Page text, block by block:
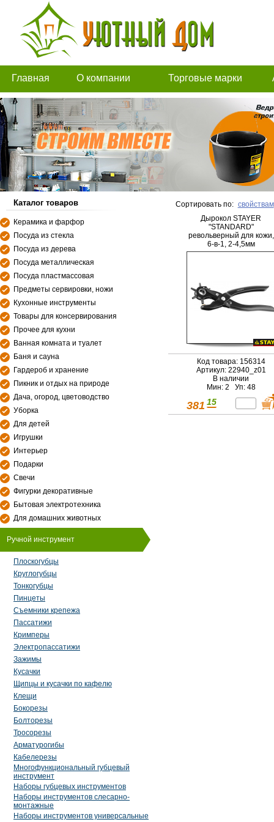
Главная О компании Торговые марки
Каталог товаров
Керамика и фарфор
Посуда из стекла
Посуда из дерева
Посуда металлическая
Посуда пластмассовая
Предметы сервировки, ножи
Кухонные инструменты
Товары для консервирования
Прочее для кухни
Ванная комната и туалет
Баня и сауна
Гардероб и хранение
Пикник и отдых на природе
Дача, огород, цветоводство
Уборка
Для детей
Игрушки
Интерьер
Подарки
Свечи
Фигурки декоративные
Бытовая электротехника
Для домашних животных
Ручной инструмент
Плоскогубцы
Круглогубцы
Тонкогубцы
Пинцеты
Съемники крепежа
Пассатижи
Кримперы
Электропассатижи
Зажимы
Кусачки
Щипцы и кусачки по кафелю
Клещи
Бокорезы
Болторезы
Тросорезы
Арматурогибы
Кабелерезы
Многофункциональный губцевый
инструмент
Наборы губцевых инструментов
Наборы инструментов слесарно-
монтажные
Наборы инструментов универсальные
Сортировать по: свойствам
Дырокол STAYER
"STANDARD"
револьверный для кожи,
6-в-1, 2-4,5мм
Код товара: 156314
Артикул: 22940_z01
В наличии
Мин: 2 Уп: 48
381 15